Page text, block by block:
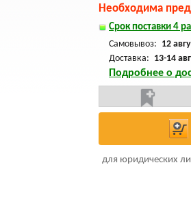
Необходима
Срок поставки 4
Самовывоз: 12
Доставка: 13-14
Подробнее о
для юридических